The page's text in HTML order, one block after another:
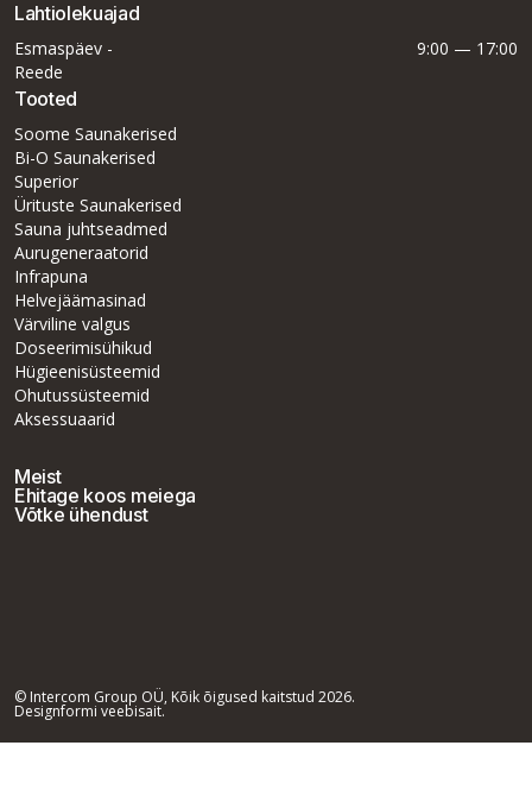
Lahtiolekuajad
Esmaspäev -
Reede
9:00 — 17:00
Tooted
Soome Saunakerised
Bi-O Saunakerised
Superior
Ürituste Saunakerised
Sauna juhtseadmed
Aurugeneraatorid
Infrapuna
Helvejäämasinad
Värviline valgus
Doseerimisühikud
Hügieenisüsteemid
Ohutussüsteemid
Aksessuaarid
Meist
Ehitage koos meiega
Võtke ühendust
© Intercom Group OÜ, Kõik õigused kaitstud 2026.
Designformi veebisait.